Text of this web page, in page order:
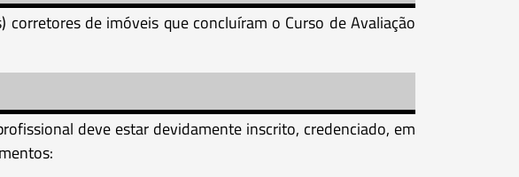
de imóveis que concluíram o Curso de Avaliação
deve estar devidamente inscrito, credenciado, em